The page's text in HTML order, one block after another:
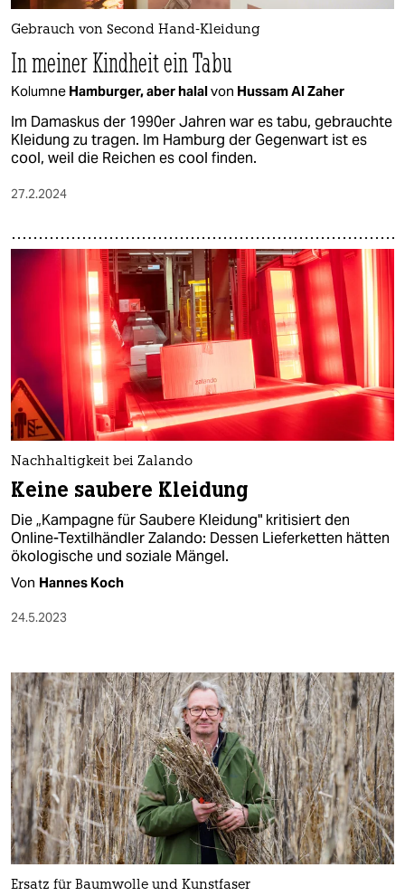
Gebrauch von Second Hand-Kleidung
In meiner Kindheit ein Tabu
Kolumne Hamburger, aber halalvon Hussam Al Zaher
Im Damaskus der 1990er Jahren war es tabu, gebrauchte
Kleidung zu tragen. Im Hamburg der Gegenwart ist es
cool, weil die Reichen es cool finden.
27.2.2024
Nachhaltigkeit bei Zalando
Keine saubere Kleidung
Die „Kampagne für Saubere Kleidung" kritisiert den
Online-Textilhändler Zalando: Dessen Lieferketten hätten
ökologische und soziale Mängel.
Von Hannes Koch
24.5.2023
Ersatz für Baumwolle und Kunstfaser